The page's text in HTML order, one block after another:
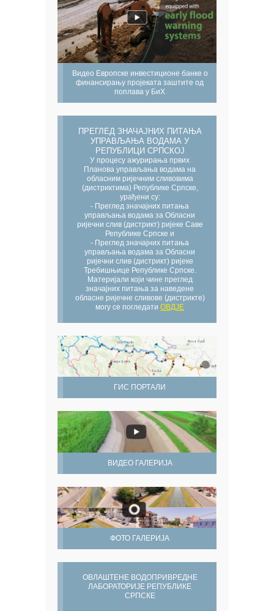
Видео Европске инвестиционе банке о
финансирању пројеката заштите од
поплава у БиХ
ПРЕГЛЕД ЗНАЧАЈНИХ ПИТАЊА
УПРАВЉАЊА ВОДАМА У
РЕПУБЛИЦИ СРПСКОЈ
У процесу ажурирања првих
Планова управљања водама на
обласним ријечним сливовима
(дистриктима) Републике Српске,
урађени су:
- Преглед значајних питања
управљања водама за Обласни
ријечни слив (дистрикт) ријеке Саве
Републике Српске и
- Преглед значајних питања
управљања водама за Обласни
ријечни слив (дистрикт) ријеке
Требишњице Републике Српске.
Материјали који чине преглед
значајних питања за наведене
обласне ријечне сливове (дистрикте)
могу се погледати ОВДЈЕ
ГИС ПОРТАЛИ
ВИДЕО ГАЛЕРИЈА
ФОТО ГАЛЕРИЈА
ОВЛАШТЕНЕ ВОДОПРИВРЕДНЕ
ЛАБОРАТОРИЈЕ РЕПУБЛИКЕ
СРПСКЕ